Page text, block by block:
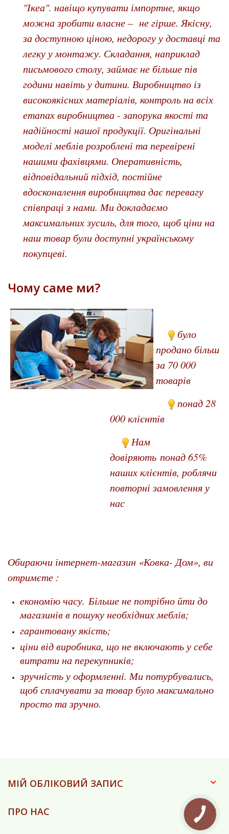
"Ікеа". навіщо купувати імпортне, якщо
можна зробити власне – не гірше. Якісну,
за доступною ціною, недорогу у доставці та
легку у монтажу. Складання, наприклад
письмового столу, займає не більше пів
години навіть у дитини. Виробництво із
високоякісних матеріалів, контроль на всіх
етапах виробництва - запорука якості та
надійності нашої продукції. Оригінальні
моделі меблів розроблені та перевірені
нашими фахівцями. Оперативність,
відповідальний підхід, постійне
вдосконалення виробництва дає перевагу
співпраці з нами. Ми докладаємо
максимальних зусиль, для того, щоб ціни на
наш товар були доступні українському
покупцеві.
Чому саме ми?
було
продано більш
за 70 000
товарів
понад 28
000 клієнтів
Нам
довіряють понад 65%
наших клієнтів, роблячи
повторні замовлення у
нас
Обираючи інтернет-магазин «Ковка- Дом», ви
отримєте :
економію часу. Більше не потрібно йти до
магазинів в пошуку необхідних меблів;
гарантовану якість;
ціни від виробника, що не включають у себе
витрати на перекупників;
зручність у оформленні. Ми потурбувались,
щоб сплачувати за товар було максимально
просто та зручно.
МІЙ ОБЛІКОВИЙ ЗАПИС
ПРО НАС